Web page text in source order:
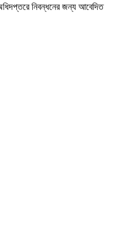
নিবন্ধনের জন্য আবেদিত